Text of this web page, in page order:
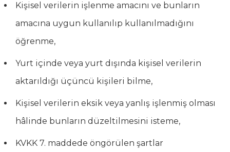
Kişisel verilerin işlenme amacını ve bunların
amacına uygun kullanılıp kullanılmadığını
öğrenme,
Yurt içinde veya yurt dışında kişisel verilerin
aktarıldığı üçüncü kişileri bilme,
Kişisel verilerin eksik veya yanlış işlenmiş olması
hâlinde bunların düzeltilmesini isteme,
KVKK 7. maddede öngörülen şartlar